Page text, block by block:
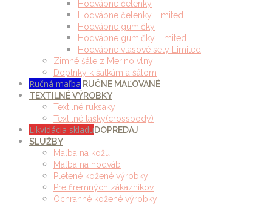
Hodvábne čelenky
Hodvábne čelenky Limited
Hodvábne gumičky
Hodvábne gumičky Limited
Hodvábne vlasové sety Limited
Zimné šále z Merino vlny
Doplnky k šatkám a šálom
Ručná maľba RUČNE MAĽOVANÉ
TEXTILNÉ VÝROBKY
Textilné ruksaky
Textilné tašky(crossbody)
Likvidácia skladuDOPREDAJ
SLUŽBY
Maľba na kožu
Maľba na hodváb
Pletené kožené výrobky
Pre firemných zákazníkov
Ochranné kožené výrobky